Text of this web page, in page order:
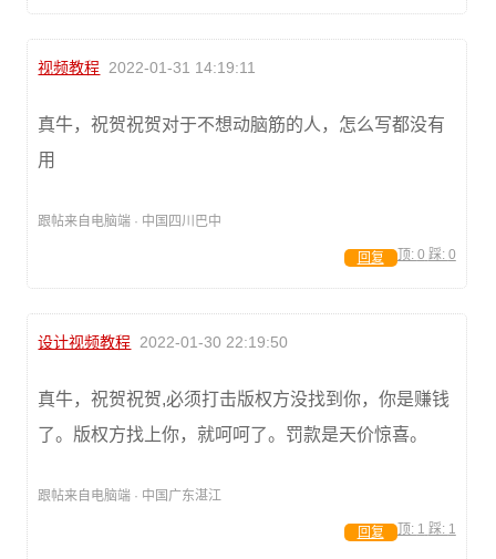
视频教程 2022-01-31 14:19:11
真牛，祝贺祝贺对于不想动脑筋的人，怎么写都没有
用
跟帖来自电脑端 · 中国四川巴中
顶: 0 踩: 0
回复
设计视频教程 2022-01-30 22:19:50
真牛，祝贺祝贺,必须打击版权方没找到你，你是赚钱
了。版权方找上你，就呵呵了。罚款是天价惊喜。
跟帖来自电脑端 · 中国广东湛江
顶: 1 踩: 1
回复